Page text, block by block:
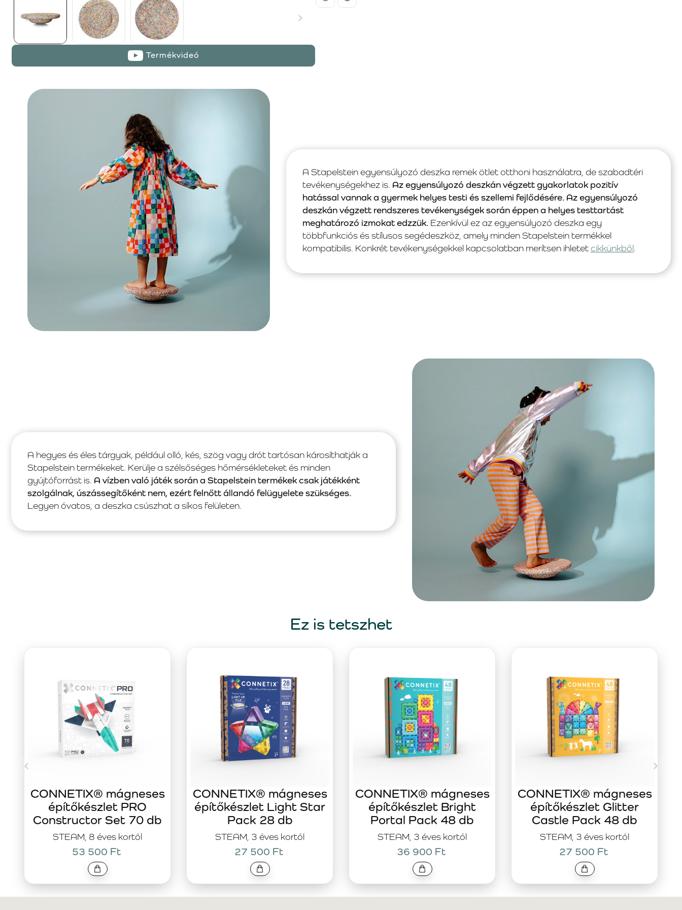
Termékvideó
A Stapelstein egyensúlyozó deszka remek ötlet otthoni használatra, de szabadtéri
tevékenységekhez is. Az egyensúlyozó deszkán végzett gyakorlatok pozitív
hatással vannak a gyermek helyes testi és szellemi fejlődésére. Az egyensúlyozó
deszkán végzett rendszeres tevékenységek során éppen a helyes testtartást
meghatározó izmokat edzzük. Ezenkívül ez az egyensúlyozó deszka egy
többfunkciós és stílusos segédeszköz, amely minden Stapelstein termékkel
kompatibilis. Konkrét tevékenységekkel kapcsolatban merítsen ihletetcikkünkből.
A hegyes és éles tárgyak, például olló, kés, szög vagy drót tartósan károsíthatják a
Stapelstein termékeket. Kerülje a szélsőséges hőmérsékleteket és minden
gyújtóforrást is. A vízben való játék során a Stapelstein termékek csak játékként
szolgálnak, úszássegítőként nem, ezért felnőtt állandó felügyelete szükséges.
Legyen óvatos, a deszka csúszhat a síkos felületen.
Ez is tetszhet
STEAM, 8 éves kortól
CONNETIX® mágneses
építőkészlet PRO
Constructor Set 70 db
53 500 Ft
STEAM, 3 éves kortól
CONNETIX® mágneses
építőkészlet Light Star
Pack 28 db
27 500 Ft
STEAM, 3 éves kortól
CONNETIX® mágneses
építőkészlet Bright
Portal Pack 48 db
36 900 Ft
STEAM, 3 éves kortól
CONNETIX® mágneses
építőkészlet Glitter
Castle Pack 48 db
27 500 Ft